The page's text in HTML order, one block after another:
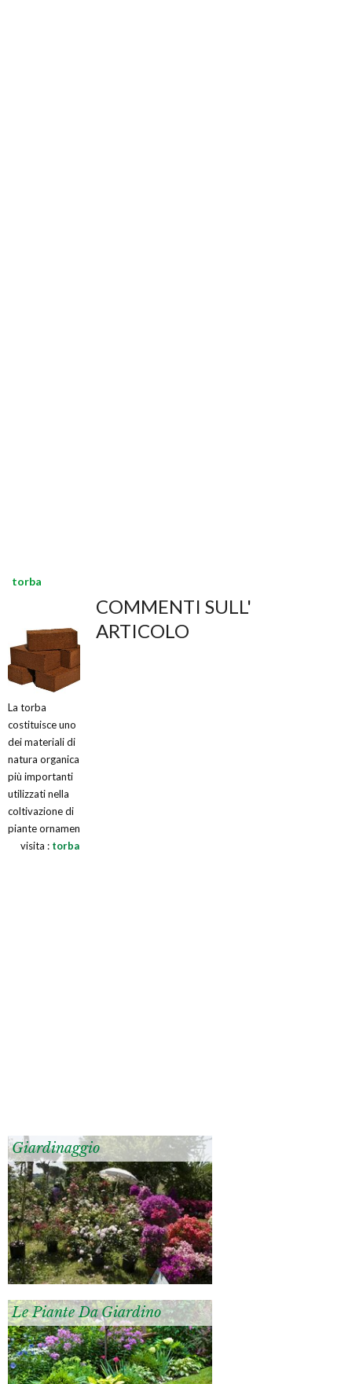
torba
La torba
costituisce uno
dei materiali di
natura organica
più importanti
utilizzati nella
coltivazione di
piante ornamen
visita : torba
COMMENTI SULL'
ARTICOLO
Giardinaggio
Le Piante Da Giardino